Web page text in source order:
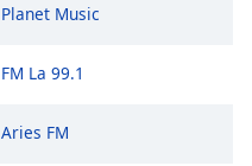
Planet Music
FM La 99.1
Aries FM